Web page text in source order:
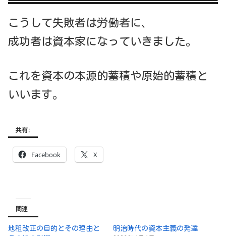
こうして失敗者は労働者に、
成功者は資本家になっていきました。
これを資本の本源的蓄積や原始的蓄積と
いいます。
共有:
Facebook X
関連
地租改正の目的とその理由と
明治時代の資本主義の発達